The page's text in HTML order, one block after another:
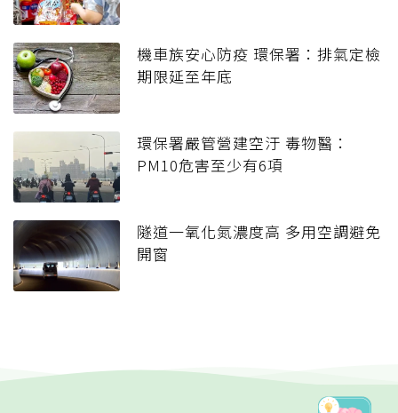
機車族安心防疫 環保署：排氣定檢
期限延至年底
環保署嚴管營建空汙 毒物醫：
PM10危害至少有6項
隧道一氧化氮濃度高 多用空調避免
開窗